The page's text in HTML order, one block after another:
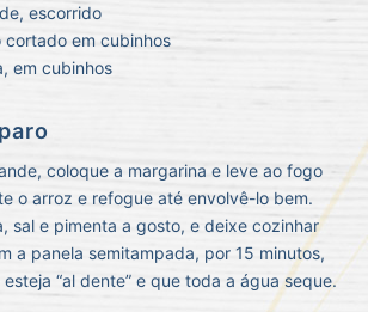
escorrido
em cubinhos
em cubinhos
coloque a margarina e leve ao fogo
o arroz e refogue até envolvê-lo bem.
sal e pimenta a gosto, e deixe cozinhar
a panela semitampada, por 15 minutos,
“al dente” e que toda a água seque.